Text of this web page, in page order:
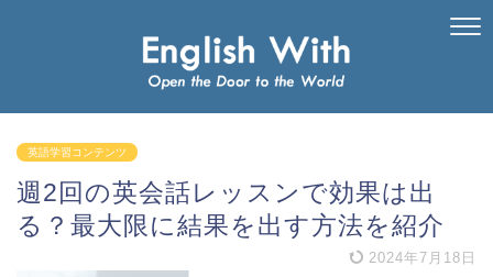
英語学習コンテンツ
週2回の英会話レッスンで効果は出
る？最大限に結果を出す方法を紹介
2024年7月18日